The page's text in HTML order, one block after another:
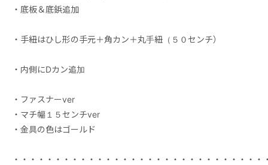
・底板＆底鋲追加
・手紐はひし形の手元＋角カン＋丸手紐（５０センチ）
・内側にDカン追加
・ファスナーver
・マチ幅１５センチver
・金具の色はゴールド
・・・・・・・・・・・・・・・・・・・・・・・・・・・・・